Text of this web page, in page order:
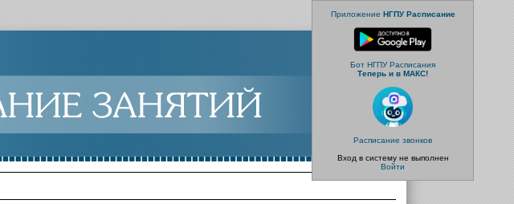
Приложение НГПУ Расписание
Бот НГПУ Расписания
Теперь и в МАКС!
Расписание звонков
Вход в систему не выполнен
Войти